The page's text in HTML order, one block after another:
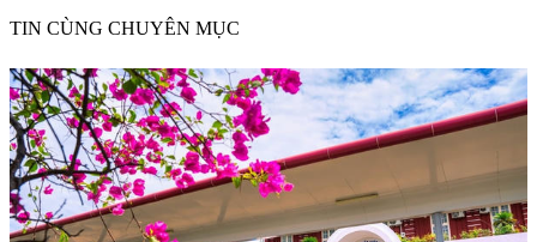
TIN CÙNG CHUYÊN MỤC